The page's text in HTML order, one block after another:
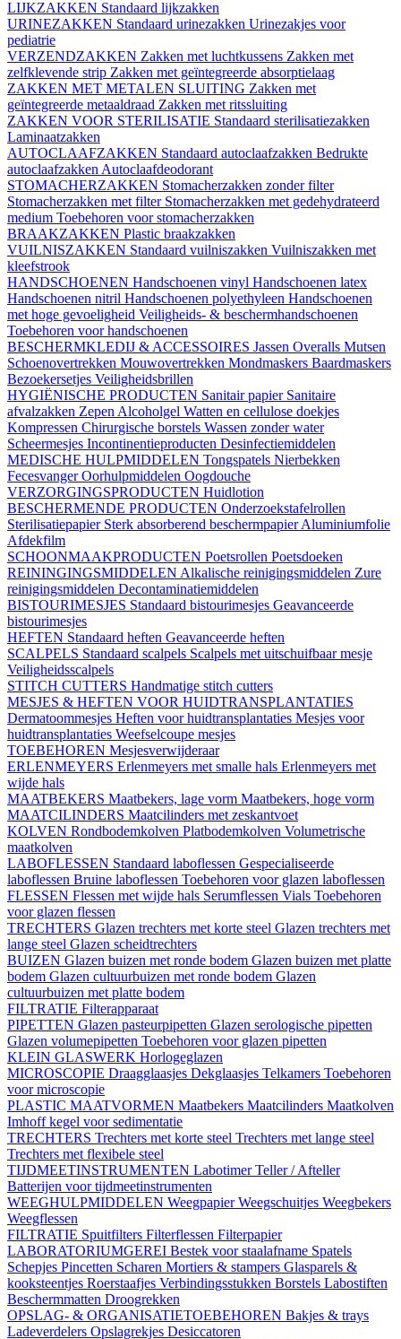
LIJKZAKKEN Standaard lijkzakken
URINEZAKKEN Standaard urinezakken Urinezakjes voor
pediatrie
VERZENDZAKKEN Zakken met luchtkussens Zakken met
zelfklevende strip Zakken met geïntegreerde absorptielaag
ZAKKEN MET METALEN SLUITING Zakken met
geïntegreerde metaaldraad Zakken met ritssluiting
ZAKKEN VOOR STERILISATIE Standaard sterilisatiezakken
Laminaatzakken
AUTOCLAAFZAKKEN Standaard autoclaafzakken Bedrukte
autoclaafzakken Autoclaafdeodorant
STOMACHERZAKKEN Stomacherzakken zonder filter
Stomacherzakken met filter Stomacherzakken met gedehydrateerd
medium Toebehoren voor stomacherzakken
BRAAKZAKKEN Plastic braakzakken
VUILNISZAKKEN Standaard vuilniszakken Vuilniszakken met
kleefstrook
HANDSCHOENEN Handschoenen vinyl Handschoenen latex
Handschoenen nitril Handschoenen polyethyleen Handschoenen
met hoge gevoeligheid Veiligheids- & beschermhandschoenen
Toebehoren voor handschoenen
BESCHERMKLEDIJ & ACCESSOIRES Jassen Overalls Mutsen
Schoenovertrekken Mouwovertrekken Mondmaskers Baardmaskers
Bezoekersetjes Veiligheidsbrillen
HYGIËNISCHE PRODUCTEN Sanitair papier Sanitaire
afvalzakken Zepen Alcoholgel Watten en cellulose doekjes
Kompressen Chirurgische borstels Wassen zonder water
Scheermesjes Incontinentieproducten Desinfectiemiddelen
MEDISCHE HULPMIDDELEN Tongspatels Nierbekken
FecesvangerOorhulpmiddelen Oogdouche
VERZORGINGSPRODUCTEN Huidlotion
BESCHERMENDE PRODUCTEN Onderzoekstafelrollen
Sterilisatiepapier Sterk absorberend beschermpapierAluminiumfolie
Afdekfilm
SCHOONMAAKPRODUCTEN Poetsrollen Poetsdoeken
REININGINGSMIDDELEN Alkalische reinigingsmiddelen Zure
reinigingsmiddelen Decontaminatiemiddelen
BISTOURIMESJES Standaard bistourimesjes Geavanceerde
bistourimesjes
HEFTEN Standaard heften Geavanceerde heften
SCALPELS Standaard scalpels Scalpels met uitschuifbaar mesje
Veiligheidsscalpels
STITCH CUTTERS Handmatige stitch cutters
MESJES & HEFTEN VOOR HUIDTRANSPLANTATIES
Dermatoommesjes Heften voor huidtransplantaties Mesjes voor
huidtransplantaties Weefselcoupe mesjes
TOEBEHOREN Mesjesverwijderaar
ERLENMEYERS Erlenmeyers met smalle hals Erlenmeyers met
wijde hals
MAATBEKERS Maatbekers, lage vorm Maatbekers, hoge vorm
MAATCILINDERS Maatcilinders met zeskantvoet
KOLVEN Rondbodemkolven Platbodemkolven Volumetrische
maatkolven
LABOFLESSEN Standaard laboflessen Gespecialiseerde
laboflessen Bruine laboflessen Toebehoren voor glazen laboflessen
FLESSEN Flessen met wijde hals Serumflessen Vials Toebehoren
voor glazen flessen
TRECHTERS Glazen trechters met korte steel Glazen trechters met
lange steel Glazen scheidtrechters
BUIZEN Glazen buizen met ronde bodem Glazen buizen met platte
bodem Glazen cultuurbuizen met ronde bodem Glazen
cultuurbuizen met platte bodem
FILTRATIE Filterapparaat
PIPETTEN Glazen pasteurpipetten Glazen serologische pipetten
Glazen volumepipetten Toebehoren voor glazen pipetten
KLEIN GLASWERK Horlogeglazen
MICROSCOPIE Draagglaasjes Dekglaasjes Telkamers Toebehoren
voor microscopie
PLASTIC MAATVORMEN Maatbekers Maatcilinders Maatkolven
Imhoff kegel voor sedimentatie
TRECHTERS Trechters met korte steel Trechters met lange steel
Trechters met flexibele steel
TIJDMEETINSTRUMENTEN LabotimerTeller / Afteller
Batterijen voor tijdmeetinstrumenten
WEEGHULPMIDDELEN WeegpapierWeegschuitjes Weegbekers
Weegflessen
FILTRATIE Spuitfilters Filterflessen Filterpapier
LABORATORIUMGEREI Bestek voor staalafname Spatels
Schepjes Pincetten Scharen Mortiers & stampers Glasparels &
kooksteentjes Roerstaafjes Verbindingsstukken Borstels Labostiften
Beschermmatten Droogrekken
OPSLAG- & ORGANISATIETOEBEHOREN Bakjes & trays
Ladeverdelers Opslagrekjes Desiccatoren